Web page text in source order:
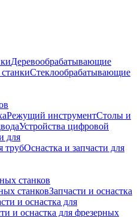
Деревообрабатывающие
Стеклообрабатывающие
Режущий инструментСтолы и
Устройства цифровой
для
трубОснастка и запчасти для
станков
станковЗапчасти и оснастка
и оснастка для
и оснастка для фрезерных